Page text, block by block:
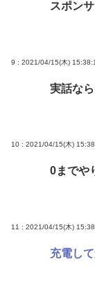
スポン
9 : 2021/04/15(木)
実話な
10 : 2021/04/15(木)
0までや
11 : 2021/04/15(木)
充電し